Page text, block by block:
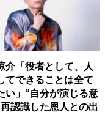
介「役者として、人
てできることは全て
い」“自分が演じる意
認識した恩人との出